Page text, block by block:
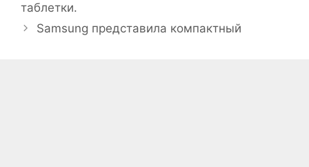
таблетки.
Samsung представила компактный